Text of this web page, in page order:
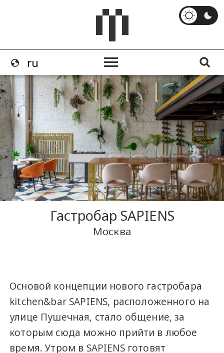
Гастробар SAPIENS
Москва
Основой концепции нового гастробара
kitchen&bar SAPIENS, расположенного на
улице Пушечная, стало общение, за
которым сюда можно прийти в любое
время. Утром в SAPIENS готовят